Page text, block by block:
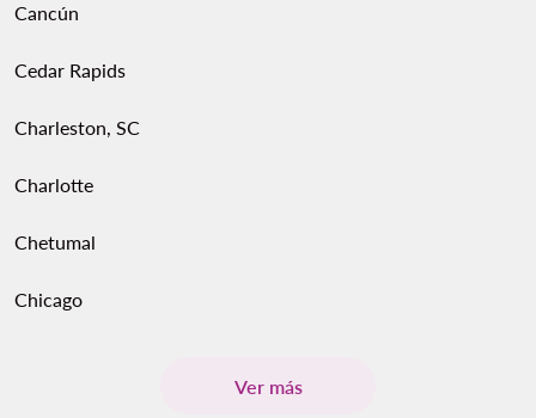
Cancún
Cedar Rapids
Charleston, SC
Charlotte
Chetumal
Chicago
Ver más